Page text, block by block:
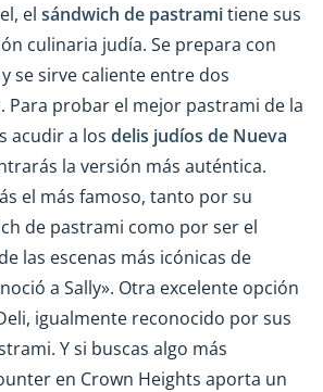
el sándwich de pastramitiene sus
culinaria judía. Se prepara con
se sirve caliente entre dos
Para probar el mejor pastrami de la
acudir a los delis judíos de Nueva
la versión más auténtica.
el más famoso, tanto por su
de pastrami como por ser el
las escenas más icónicas de
a Sally». Otra excelente opción
igualmente reconocido por sus
Y si buscas algo más
en Crown Heights aporta un